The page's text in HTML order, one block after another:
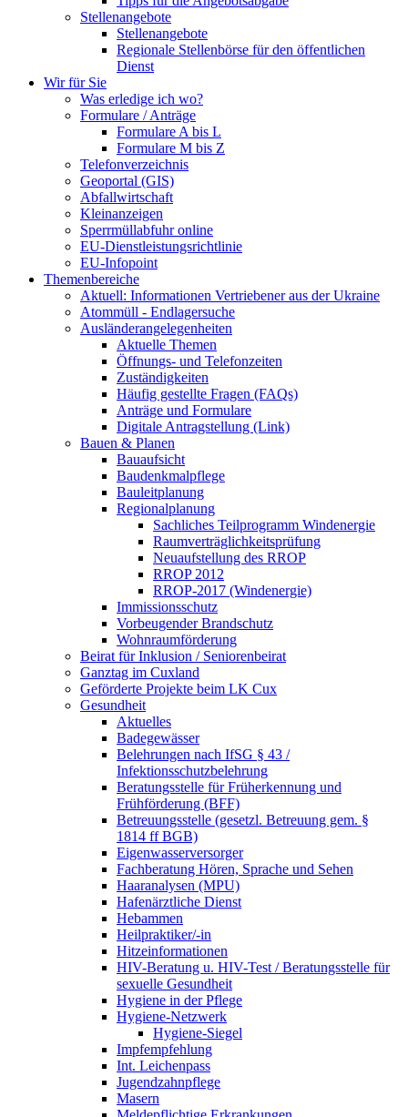
Stellenangebote
Stellenangebote
Regionale Stellenbörse für den öffentlichen
Dienst
Wir für Sie
Was erledige ich wo?
Formulare / Anträge
Formulare A bis L
Formulare M bis Z
Telefonverzeichnis
Geoportal (GIS)
Abfallwirtschaft
Kleinanzeigen
Sperrmüllabfuhr online
EU-Dienstleistungsrichtlinie
EU-Infopoint
Themenbereiche
Aktuell: Informationen Vertriebener aus der Ukraine
Atommüll - Endlagersuche
Ausländerangelegenheiten
Aktuelle Themen
Öffnungs- und Telefonzeiten
Zuständigkeiten
Häufig gestellte Fragen (FAQs)
Anträge und Formulare
Digitale Antragstellung (Link)
Bauen & Planen
Bauaufsicht
Baudenkmalpflege
Bauleitplanung
Regionalplanung
Sachliches Teilprogramm Windenergie
Raumverträglichkeitsprüfung
Neuaufstellung des RROP
RROP 2012
RROP-2017 (Windenergie)
Immissionsschutz
Vorbeugender Brandschutz
Wohnraumförderung
Beirat für Inklusion / Seniorenbeirat
Ganztag im Cuxland
Geförderte Projekte beim LK Cux
Gesundheit
Aktuelles
Badegewässer
Belehrungen nach IfSG § 43 /
Infektionsschutzbelehrung
Beratungsstelle für Früherkennung und
Frühförderung (BFF)
Betreuungsstelle (gesetzl. Betreuung gem. §
1814 ff BGB)
Eigenwasserversorger
Fachberatung Hören, Sprache und Sehen
Haaranalysen (MPU)
Hafenärztliche Dienst
Hebammen
Heilpraktiker/-in
Hitzeinformationen
HIV-Beratung u. HIV-Test / Beratungsstelle für
sexuelle Gesundheit
Hygiene in der Pflege
Hygiene-Netzwerk
Hygiene-Siegel
Impfempfehlung
Int. Leichenpass
Jugendzahnpflege
Masern